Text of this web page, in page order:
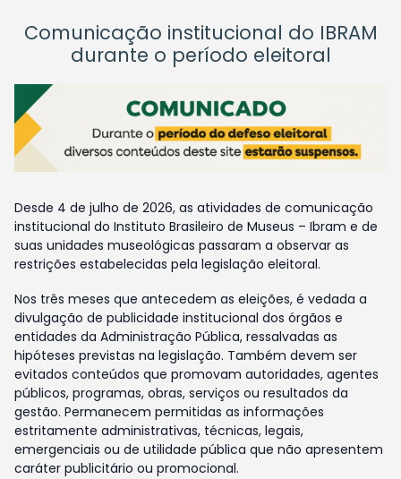
Comunicação institucional do IBRAM
durante o período eleitoral
Desde 4 de julho de 2026, as atividades de comunicação
institucional do Instituto Brasileiro de Museus – Ibram e de
suas unidades museológicas passaram a observar as
restrições estabelecidas pela legislação eleitoral.
Nos três meses que antecedem as eleições, é vedada a
divulgação de publicidade institucional dos órgãos e
entidades da Administração Pública, ressalvadas as
hipóteses previstas na legislação. Também devem ser
evitados conteúdos que promovam autoridades, agentes
públicos, programas, obras, serviços ou resultados da
gestão. Permanecem permitidas as informações
estritamente administrativas, técnicas, legais,
emergenciais ou de utilidade pública que não apresentem
caráter publicitário ou promocional.